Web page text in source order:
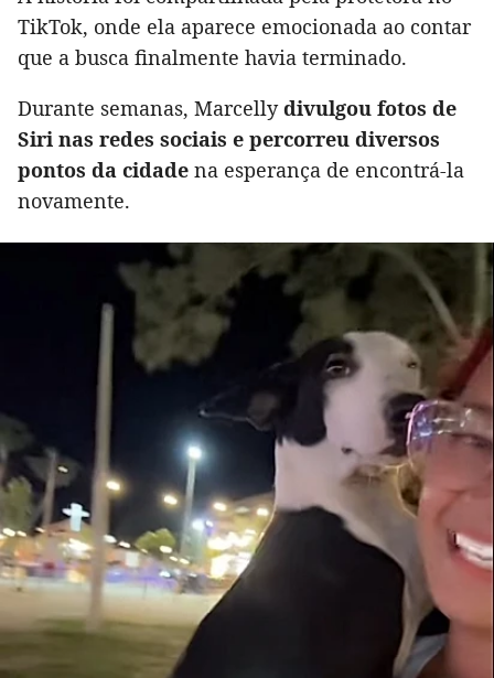
TikTok, onde ela aparece emocionada ao contar
que a busca finalmente havia terminado.
Durante semanas, Marcellydivulgou fotos de
Siri nas redes sociais e percorreu diversos
pontos da cidade na esperança de encontrá-la
novamente.